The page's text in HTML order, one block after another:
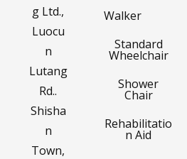
g Ltd.,
Luocu
n
Lutang
Rd..
Shisha
n
Town,
Walker
Standard
Wheelchair
Shower
Chair
Rehabilitatio
n Aid